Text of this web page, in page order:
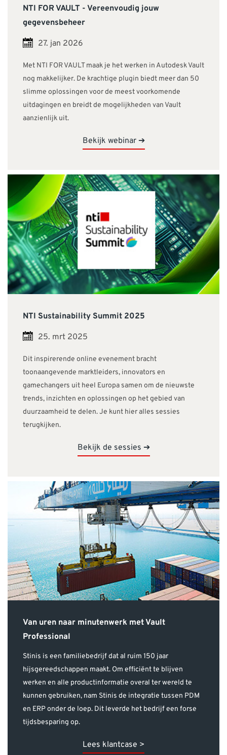
NTI FOR VAULT - Vereenvoudig jouw
gegevensbeheer
27. jan 2026
Met NTI FOR VAULT maak je het werken in Autodesk Vault
nog makkelijker. De krachtige plugin biedt meer dan 50
slimme oplossingen voor de meest voorkomende
uitdagingen en breidt de mogelijkheden van Vault
aanzienlijk uit.
Bekijk webinar ➔
NTI Sustainability Summit 2025
25. mrt 2025
Dit inspirerende online evenement bracht
toonaangevende marktleiders, innovators en
gamechangers uit heel Europa samen om de nieuwste
trends, inzichten en oplossingen op het gebied van
duurzaamheid te delen. Je kunt hier alles sessies
terugkijken.
Bekijk de sessies ➔
Van uren naar minutenwerk met Vault
Professional
Stinis is een familiebedrijf dat al ruim 150 jaar
hijsgereedschappen maakt. Om efficiënt te blijven
werken en alle productinformatie overal ter wereld te
kunnen gebruiken, nam Stinis de integratie tussen PDM
en ERP onder de loep. Dit leverde het bedrijf een forse
tijdsbesparing op.
Lees klantcase >